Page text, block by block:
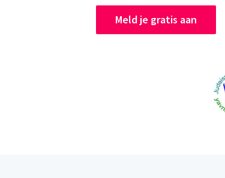
Meld je gratis aan